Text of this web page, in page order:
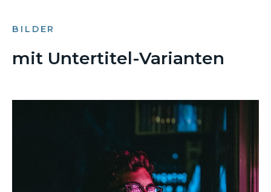
BILDER
mit Untertitel-Varianten